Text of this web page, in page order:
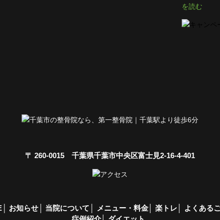
を読む
〒 260-0015 千葉県千葉市中央区富士見2-16-4-401
お知らせ 当院について メニュー・料金 楽トレ
よくある